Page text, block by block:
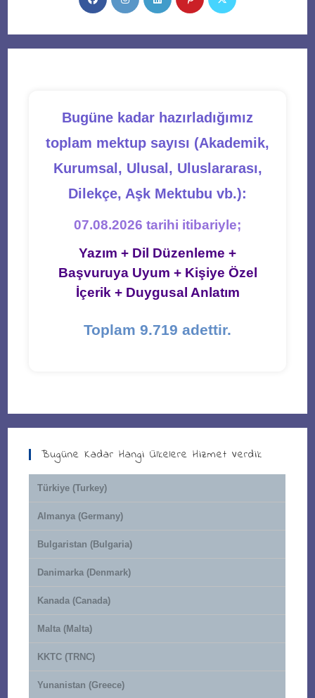
in
new
in
new
in
new
in
new
new
Bugüne kadar hazırladığımız
toplam mektup sayısı (Akademik,
Kurumsal, Ulusal, Uluslararası,
Dilekçe, Aşk Mektubu vb.):
07.08.2026 tarihi itibariyle;
Yazım + Dil Düzenleme +
Başvuruya Uyum + Kişiye Özel
İçerik + Duygusal Anlatım
Toplam 9.719 adettir.
Bugüne Kadar Hangi Ülkelere Hizmet Verdik
Türkiye (Turkey)
Almanya (Germany)
Bulgaristan (Bulgaria)
Danimarka (Denmark)
Kanada (Canada)
Malta (Malta)
KKTC (TRNC)
Yunanistan (Greece)